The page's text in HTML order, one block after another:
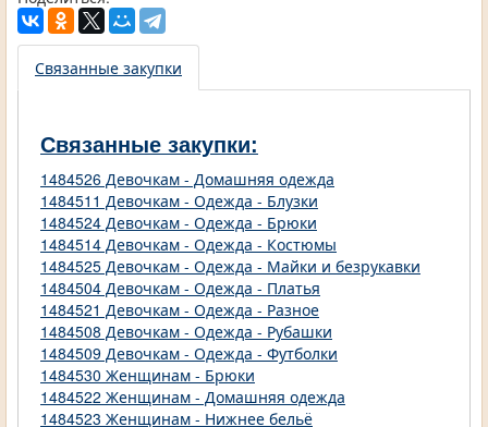
Связанные закупки
Связанные закупки:
1484526 Девочкам - Домашняя одежда
1484511 Девочкам - Одежда - Блузки
1484524 Девочкам - Одежда - Брюки
1484514 Девочкам - Одежда - Костюмы
1484525 Девочкам - Одежда - Майки и безрукавки
1484504 Девочкам - Одежда - Платья
1484521 Девочкам - Одежда - Разное
1484508 Девочкам - Одежда - Рубашки
1484509 Девочкам - Одежда - Футболки
1484530 Женщинам - Брюки
1484522 Женщинам - Домашняя одежда
1484523 Женщинам - Нижнее бельё